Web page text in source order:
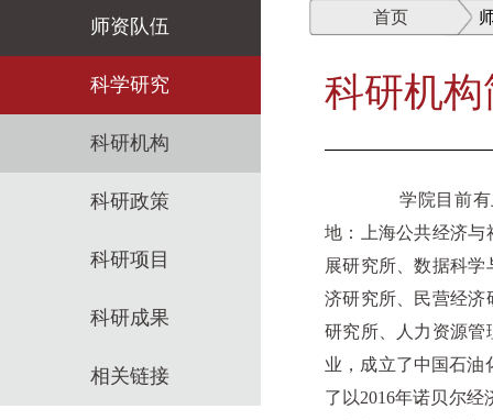
师资队伍
师资概述
教师名录
师资招聘
招聘启事
科学研究
科研机构
科研政策
科研项目
科研成果
相关链接
首页
科研机构
学院目前有上
地：上海公共经济与
展研究所、数据科
济研究所、民营经济
研究所、人力资源管
业，成立了中国石油
了以2016年诺贝尔